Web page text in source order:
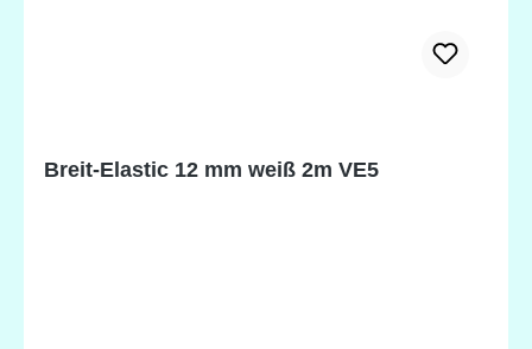
Breit-Elastic 12 mm weiß 2m VE5